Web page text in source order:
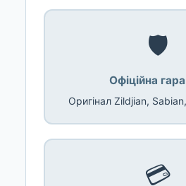
🛡️
Офіційна
Оригінал Zildjian,
💳